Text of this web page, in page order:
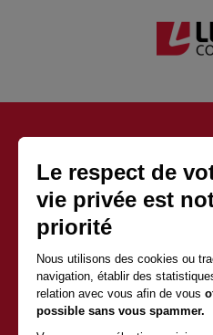
Fondé en 1946, le
l’immobilier, de
Vincent Legendre, le
Avec 2500 salariés et 1
une croissance soutenue
qualités de proximité et
valeurs fortes et
l’entrepreneuriat et